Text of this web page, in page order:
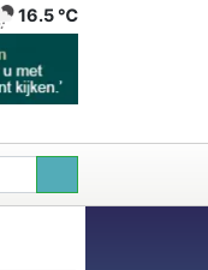
16.5 ℃